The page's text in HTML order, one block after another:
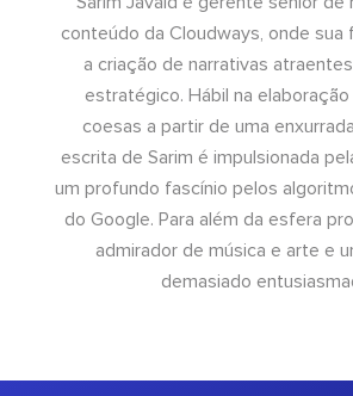
conteúdo da Cloudways, onde sua
a criação de narrativas
estratégico. Hábil na
coesas a partir de uma
escrita de Sarim é impulsionada
um profundo fascínio pelos
do Google. Para além da esfera
admirador de música e arte e
demasiado